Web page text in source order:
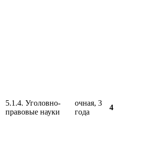
5.1.4. Уголовно-
правовые науки
очная, 3
года
4